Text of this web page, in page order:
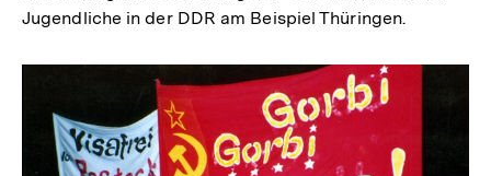
Jugendliche in der DDR am Beispiel Thüringen.